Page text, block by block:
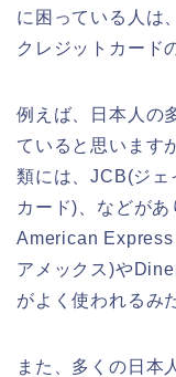
に困っている人は
クレジットカード
例えば、日本人の
ていると思います
類には、JCB(ジ
カード)、などがあ
American Express
アメックス)や
がよく使われるみ
また、多くの日本